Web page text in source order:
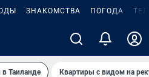
ЗНАКОМСТВА ПОГОДА
Таиланде Квартиры с видом на